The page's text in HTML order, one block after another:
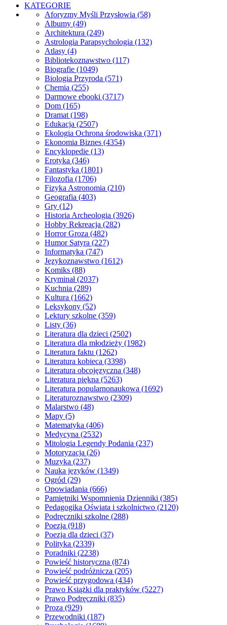
KATEGORIE
Aforyzmy Myśli Przysłowia (58)
Albumy (49)
Architektura (249)
Astrologia Parapsychologia (132)
Atlasy (4)
Bibliotekoznawstwo (117)
Biografie (1049)
Biologia Przyroda (571)
Chemia (255)
Darmowe ebooki (3717)
Dom (165)
Dramat (198)
Edukacja (2507)
Ekologia Ochrona środowiska (371)
Ekonomia Biznes (4354)
Encyklopedie (13)
Erotyka (346)
Fantastyka (1801)
Filozofia (1706)
Fizyka Astronomia (210)
Geografia (403)
Gry (12)
Historia Archeologia (3926)
Hobby Rekreacja (282)
Horror Groza (482)
Humor Satyra (227)
Informatyka (747)
Językoznawstwo (1612)
Komiks (88)
Kryminał(2037)
Kuchnia (289)
Kultura (1662)
Leksykony (52)
Lektury szkolne (359)
Listy (36)
Literatura dla dzieci (2502)
Literatura dla młodzieży (1982)
Literatura faktu (1262)
Literatura kobieca (3398)
Literatura obcojęzyczna (348)
Literatura piękna (5263)
Literatura popularnonaukowa (1692)
Literaturoznawstwo (2309)
Malarstwo (48)
Mapy (5)
Matematyka (406)
Medycyna (2532)
Mitologia Legendy Podania (237)
Motoryzacja (26)
Muzyka (237)
Nauka języków (1349)
Ogród (29)
Opowiadania (666)
Pamiętniki Wspomnienia Dzienniki (385)
Pedagogika Oświata i szkolnictwo (2120)
Podręczniki szkolne (288)
Poezja (918)
Poezja dla dzieci (37)
Polityka (2339)
Poradniki (2238)
Powieść historyczna (874)
Powieść podróżnicza (205)
Powieść przygodowa (434)
Prawo Książki dla praktyków (5227)
Prawo Podręczniki (835)
Proza (929)
Przewodniki (187)